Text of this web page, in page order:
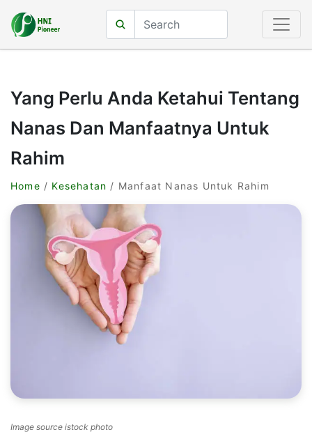
Yang Perlu Anda Ketahui Tentang
Nanas Dan Manfaatnya Untuk
Rahim
Home / Kesehatan / Manfaat Nanas Untuk Rahim
Image source istock photo